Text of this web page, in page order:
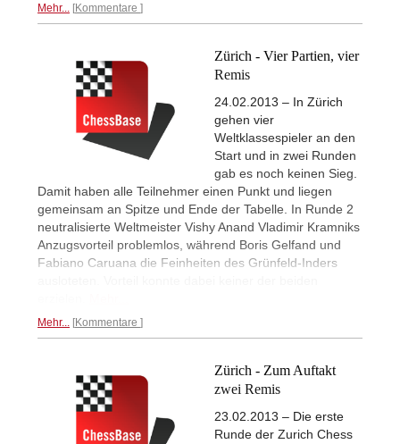
Mehr... Kommentare
Zürich - Vier Partien, vier
Remis
24.02.2013 – In Zürich
gehen vier
Weltklassespieler an den
Start und in zwei Runden
gab es noch keinen Sieg.
Damit haben alle Teilnehmer einen Punkt und liegen
gemeinsam an Spitze und Ende der Tabelle. In Runde 2
neutralisierte Weltmeister Vishy Anand Vladimir Kramniks
Anzugsvorteil problemlos, während Boris Gelfand und
Fabiano Caruana die Feinheiten des Grünfeld-Inders
Mehr... Kommentare
Zürich - Zum Auftakt
zwei Remis
23.02.2013 – Die erste
Runde der Zurich Chess